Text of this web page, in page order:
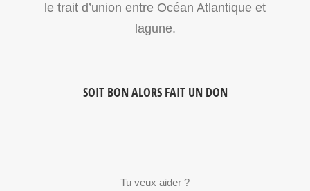
le trait d’union entre Océan Atlantique et
lagune.
SOIT BON ALORS FAIT UN DON
Tu veux aider ?